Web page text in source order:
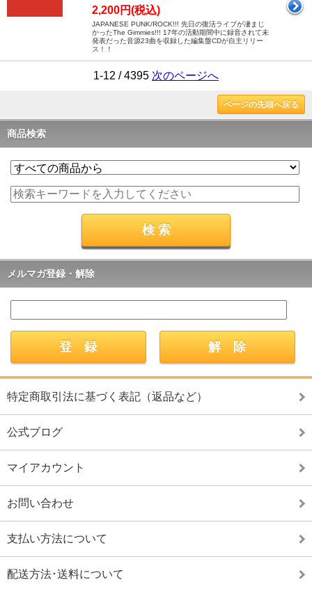
2,200円(税込)
JAPANESE PUNK/ROCK!!! 先日の復活ライブが凄まじ
かったThe Gimmies!!! 17年の活動期間中に録音されて未
発表だった音源23曲を収録した編集盤CDが自主リリー
ス！！
1-12 / 4395 次のページへ
ページの先頭へ戻る
商品検索
メルマガ登録・解除
特定商取引法に基づく表記（返品など）
公式ブログ
マイアカウント
お問い合わせ
支払い方法について
配送方法･送料について